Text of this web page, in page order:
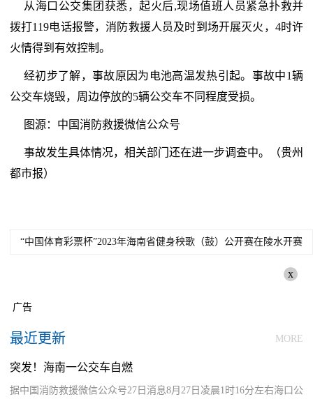
从海口公交集团获悉，起火后,现场值班人员紧急扑救并
拨打119电话报警，消防救援人员及时到场开展灭火，4时许
火情得到有效控制。
经初步了解，事故原因为电池高温发热引起。事故中1辆
公交车烧毁，周边停放的5辆公交车不同程度受损。
图源：中国消防救援微信公众号
事故发生具体情况，相关部门还在进一步调查中。（贵州
都市报）
“中国体育彩票杯”2023年海南省健身秧歌（鼓）公开赛在陵水开赛
x
广告
最近更新 MORE
突发！海南一公交车自燃
据中国消防救援微信公众号27日消息8月27日凌晨1时16分左右海口公